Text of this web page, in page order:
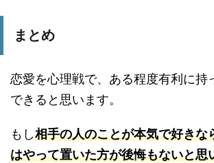
まとめ
恋愛を心理戦で、ある程度有利に持
できると思います。
もし相手の人のことが本気で好きな
はやって置いた方が後悔もないと思